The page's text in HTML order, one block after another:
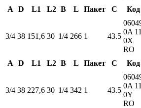
A D L1 L2 B L Пакет С Код
3/4 38 151,6 30 1/4 266 1 43.5
0A 11
0X
RO
A D L1 L2 B L Пакет С Код
3/4 38 227,6 30 1/4 342 1 43.5
0A 11
0Y
RO